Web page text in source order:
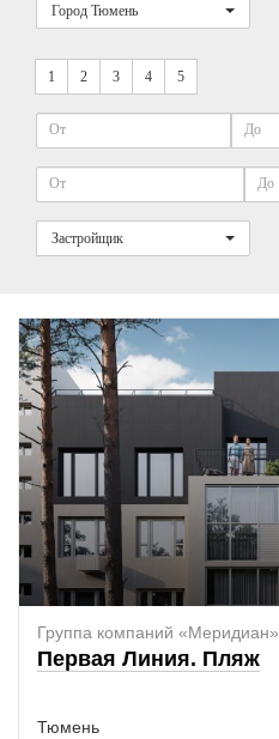
Город Тюмень
1 2 3 4 5
Застройщик
Группа компаний «Меридиан»
Первая Линия. Пляж
Тюмень